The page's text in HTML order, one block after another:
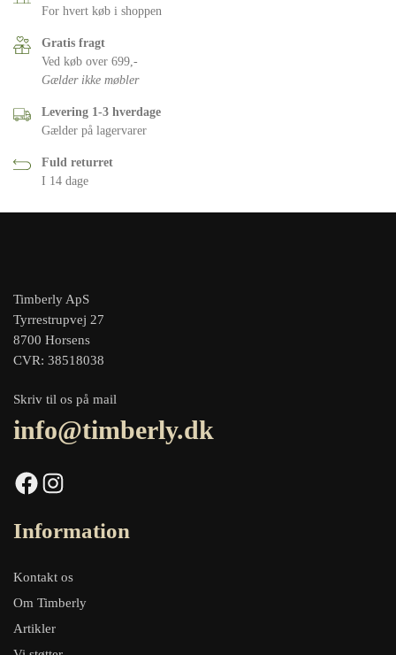
For hvert køb i shoppen
Gratis fragt
Ved køb over 699,-
Gælder ikke møbler
Levering 1-3 hverdage
Gælder på lagervarer
Fuld returret
I 14 dage
Timberly ApS
Tyrrestrupvej 27
8700 Horsens
CVR: 38518038
Skriv til os på mail
info@timberly.dk
Facebook Instagram
Information
Kontakt os
Om Timberly
Artikler